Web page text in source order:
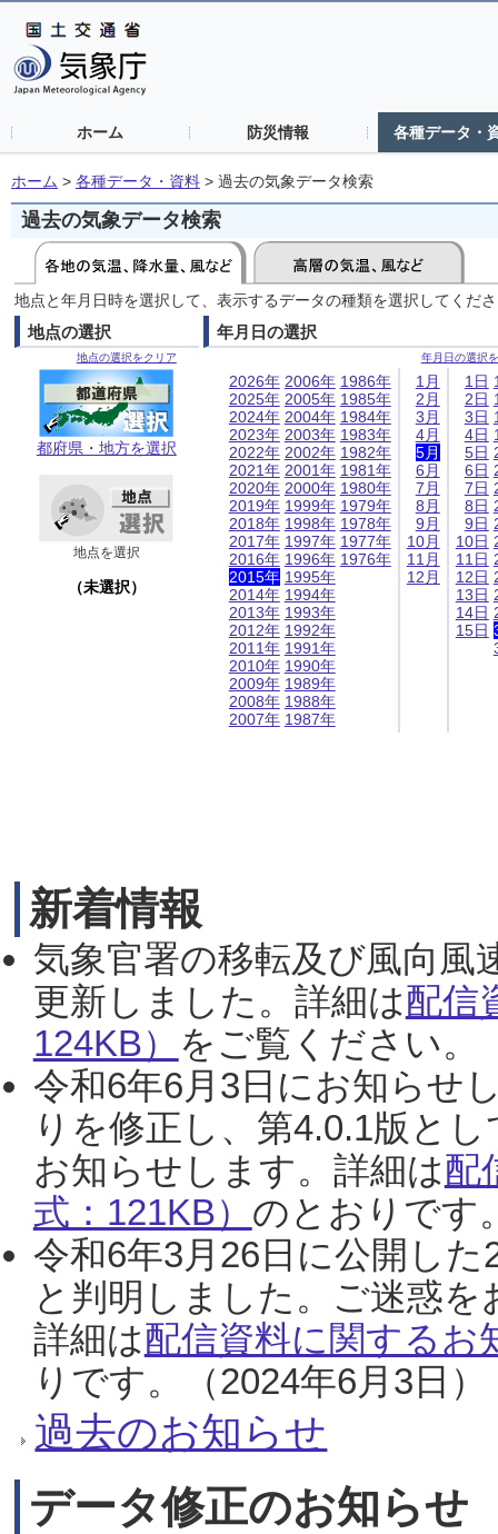
ホーム 防災情報 各種データ・
ホーム > 各種データ・資料 > 過去の気象データ検索
過去の気象データ検索
地点と年月日時を選択して、表示するデータの種類を選択してくだ
地点の選択
地点の選択をクリア
都府県・地方を選択
地点を選択
（未選択）
年月日の選択
年月日の選択
2026年
2025年
2024年
2023年
2022年
2021年
2020年
2019年
2018年
2017年
2016年
2015年
2014年
2013年
2012年
2011年
2010年
2009年
2008年
2007年
2006年
2005年
2004年
2003年
2002年
2001年
2000年
1999年
1998年
1997年
1996年
1995年
1994年
1993年
1992年
1991年
1990年
1989年
1988年
1987年
1986年
1985年
1984年
1983年
1982年
1981年
1980年
1979年
1978年
1977年
1976年
1月
2月
3月
4月
5月
6月
7月
8月
9月
10月
11月
12月
1日
2日
3日
4日
5日
6日
7日
8日
9日
10日
11日
12日
13日
14日
15日
新着情報
気象官署の移転及び風向風
更新しました。詳細は配信
124KB） をご覧ください。
令和6年6月3日にお知らせ
りを修正し、第4.0.1版と
お知らせします。詳細は配
式：121KB） のとおりです
令和6年3月26日に公開し
と判明しました。ご迷惑
詳細は配信資料に関するお
りです。（2024年6月3日）
過去のお知らせ
データ修正のお知らせ